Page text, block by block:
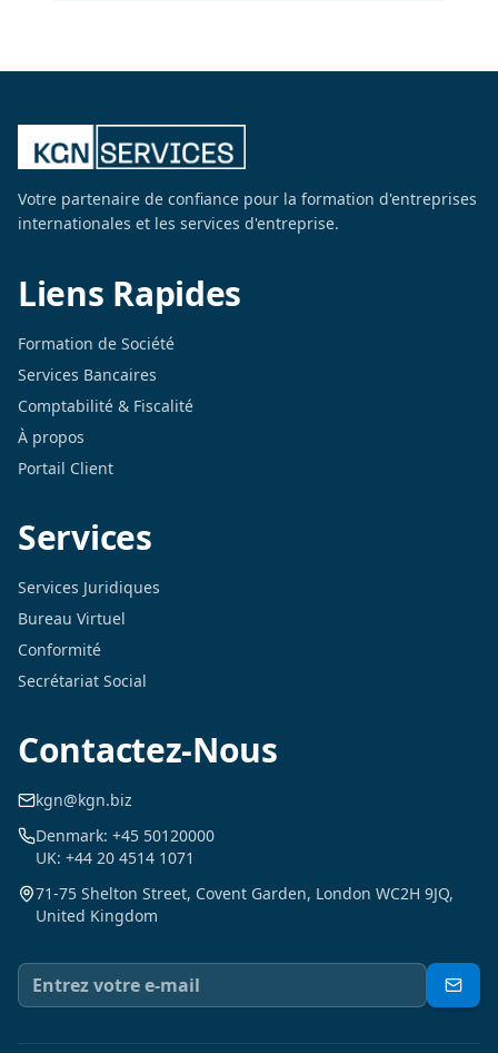
Votre partenaire de confiance pour la formation d'entreprises
internationales et les services d'entreprise.
Liens Rapides
Formation de Société
Services Bancaires
Comptabilité & Fiscalité
À propos
Portail Client
Services
Services Juridiques
Bureau Virtuel
Conformité
Secrétariat Social
Contactez-Nous
kgn@kgn.biz
Denmark: +45 50120000
UK: +44 20 4514 1071
71-75 Shelton Street, Covent Garden, London WC2H 9JQ,
United Kingdom